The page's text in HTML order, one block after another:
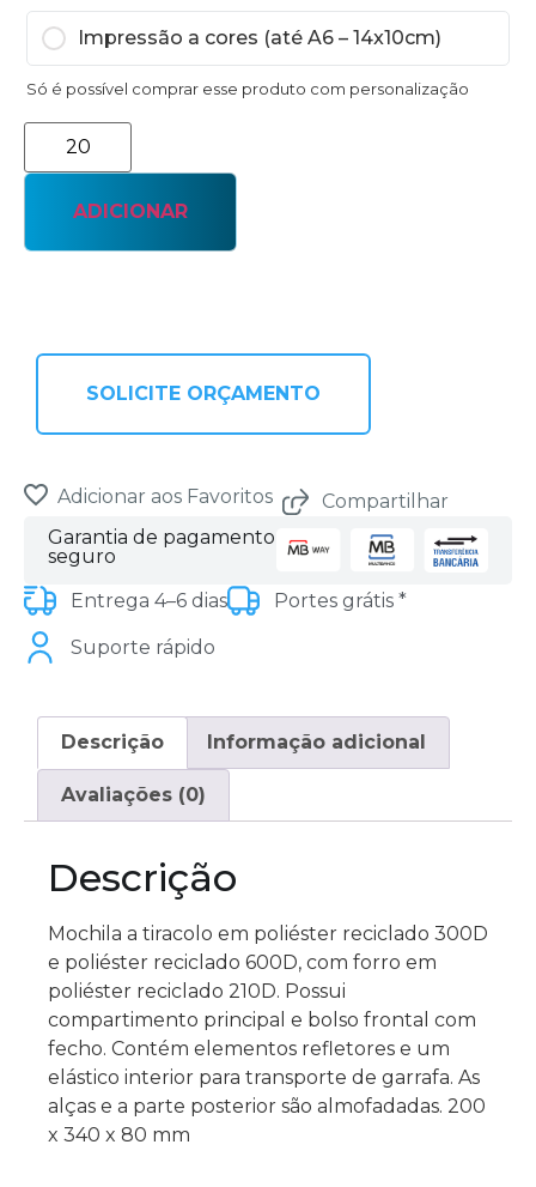
Impressão a cores (até A6 – 14x10cm)
Só é possível comprar esse produto com personalização
ADICIONAR
SOLICITE ORÇAMENTO
Adicionar aos Favoritos
Compartilhar
Garantia de pagamento
seguro
Entrega 4–6 dias
Portes grátis *
Suporte rápido
Descrição Informação adicional
Avaliações (0)
Descrição
Mochila a tiracolo em poliéster reciclado 300D
e poliéster reciclado 600D, com forro em
poliéster reciclado 210D. Possui
compartimento principal e bolso frontal com
fecho. Contém elementos refletores e um
elástico interior para transporte de garrafa. As
alças e a parte posterior são almofadadas. 200
x 340 x 80 mm